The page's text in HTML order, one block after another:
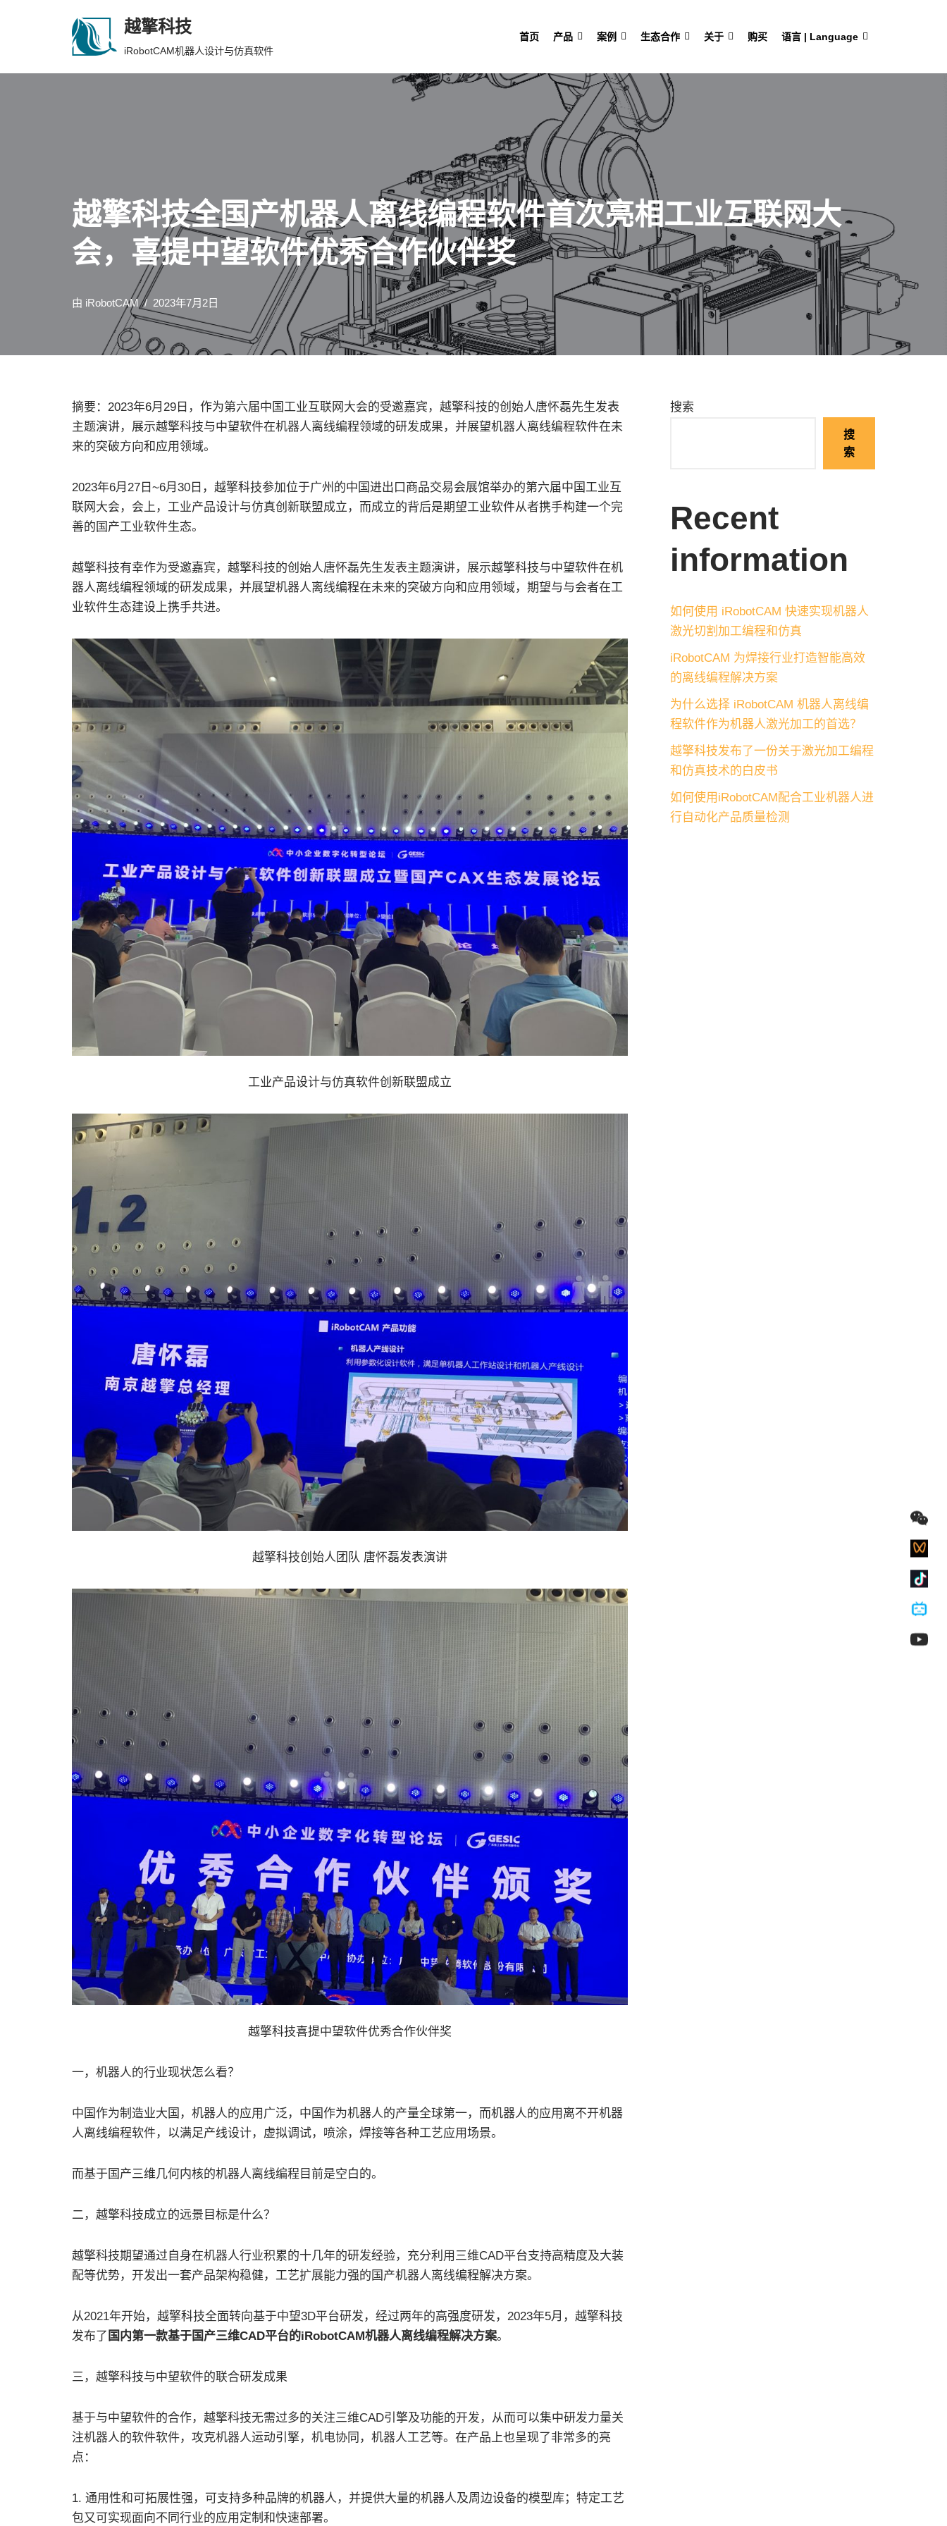
越擎科技
iRobotCAM机器人设计与仿真软件
首页 产品 案例 生态合作 关于 购买 语言 | Language
越擎科技全国产机器人离线编程软件首次亮相工业互联网大
会，喜提中望软件优秀合作伙伴奖
由 iRobotCAM 2023年7月2日
摘要：2023年6月29日，作为第六届中国工业互联网大会的受邀嘉宾，越擎科技的创始人唐怀磊先生发表
主题演讲，展示越擎科技与中望软件在机器人离线编程领域的研发成果，并展望机器人离线编程软件在未
来的突破方向和应用领域。
2023年6月27日~6月30日，越擎科技参加位于广州的中国进出口商品交易会展馆举办的第六届中国工业互
联网大会，会上，工业产品设计与仿真创新联盟成立，而成立的背后是期望工业软件从者携手构建一个完
善的国产工业软件生态。
越擎科技有幸作为受邀嘉宾，越擎科技的创始人唐怀磊先生发表主题演讲，展示越擎科技与中望软件在机
器人离线编程领域的研发成果，并展望机器人离线编程在未来的突破方向和应用领域，期望与与会者在工
业软件生态建设上携手共进。
工业产品设计与仿真软件创新联盟成立
越擎科技创始人团队 唐怀磊发表演讲
越擎科技喜提中望软件优秀合作伙伴奖
一，机器人的行业现状怎么看？
中国作为制造业大国，机器人的应用广泛，中国作为机器人的产量全球第一，而机器人的应用离不开机器
人离线编程软件，以满足产线设计，虚拟调试，喷涂，焊接等各种工艺应用场景。
而基于国产三维几何内核的机器人离线编程目前是空白的。
二，越擎科技成立的远景目标是什么？
越擎科技期望通过自身在机器人行业积累的十几年的研发经验，充分利用三维CAD平台支持高精度及大装
配等优势，开发出一套产品架构稳健，工艺扩展能力强的国产机器人离线编程解决方案。
从2021年开始，越擎科技全面转向基于中望3D平台研发，经过两年的高强度研发，2023年5月，越擎科技
发布了 国内第一款基于国产三维CAD平台的iRobotCAM机器人离线编程解决方案。
三，越擎科技与中望软件的联合研发成果
基于与中望软件的合作，越擎科技无需过多的关注三维CAD引擎及功能的开发，从而可以集中研发力量关
注机器人的软件软件，攻克机器人运动引擎，机电协同，机器人工艺等。在产品上也呈现了非常多的亮
点：
1. 通用性和可拓展性强，可支持多种品牌的机器人，并提供大量的机器人及周边设备的模型库；特定工艺
包又可实现面向不同行业的应用定制和快速部署。
搜索
搜
索
Recent
information
如何使用 iRobotCAM 快速实现机器人
激光切割加工编程和仿真
iRobotCAM 为焊接行业打造智能高效
的离线编程解决方案
为什么选择 iRobotCAM 机器人离线编
程软件作为机器人激光加工的首选？
越擎科技发布了一份关于激光加工编程
和仿真技术的白皮书
如何使用iRobotCAM配合工业机器人进
行自动化产品质量检测